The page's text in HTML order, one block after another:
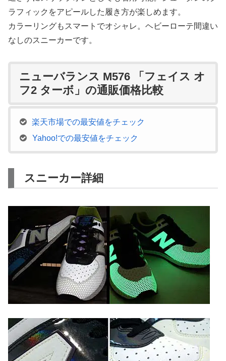
ラフィックをアピールした履き方が楽しめます。
カラーリングもスマートでオシャレ。ヘビーローテ間違い
なしのスニーカーです。
ニューバランス M576 「フェイス オ
フ2 ターボ」の通販価格比較
楽天市場での最安値をチェック
Yahoo!での最安値をチェック
スニーカー詳細